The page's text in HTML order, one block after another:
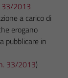
33/2013
a carico di
erogano
pubblicare in
33/2013)